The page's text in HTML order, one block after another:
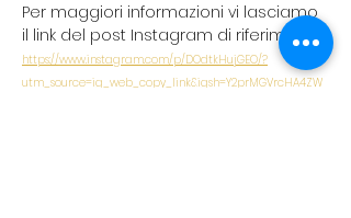
Per maggiori informazioni vi lasciamo
il link del post Instagram di riferimento:
https://www.instagram.com/p/DOdtkHujGEO/?
utm_source=ig_web_copy_link&igsh=Y2prMGVrcHA4ZW